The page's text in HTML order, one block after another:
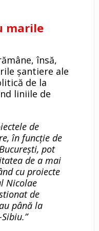
marile
însă,
șantiere ale
de la
liniile de
de
în funcție de
pot
de a mai
cu proiecte
Nicolae
de
până la